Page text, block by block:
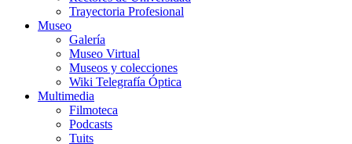
Trayectoria Profesional
Museo
Galería
Museo Virtual
Museos y colecciones
Wiki Telegrafía Óptica
Multimedia
Filmoteca
Podcasts
Tuits